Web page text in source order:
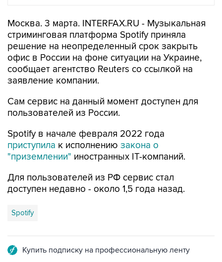
Москва. 3 марта. INTERFAX.RU - Музыкальная
стриминговая платформа Spotify приняла
решение на неопределенный срок закрыть
офис в России на фоне ситуации на Украине,
сообщает агентство Reuters со ссылкой на
заявление компании.
Сам сервис на данный момент доступен для
пользователей из России.
Spotify в начале февраля 2022 года
приступила к исполнению закона о
"приземлении" иностранных IT-компаний.
Для пользователей из РФ сервис стал
доступен недавно - около 1,5 года назад.
Spotify
Купить подписку на профессиональную ленту